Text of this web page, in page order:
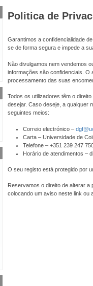
Politica de
Garantimos a confidencialidade
se de forma segura e impede a
Não divulgamos nem vendemos
informações são confidenciais. O
processamento das suas
Todos os utilizadores têm o
desejar. Caso deseje, a qualquer
seguintes meios:
Correio electrónico –
Carta – Universidade de
Telefone – +351 239 247
Horário de atendimentos –
O seu registo está protegido por
Reservamos o direito de alterar a
colocando um aviso neste link ou